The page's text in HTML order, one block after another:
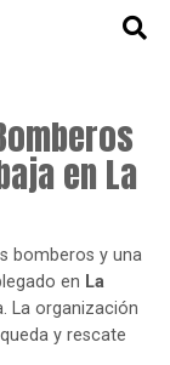
en La
bomberos y una
en La
La organización
y rescate